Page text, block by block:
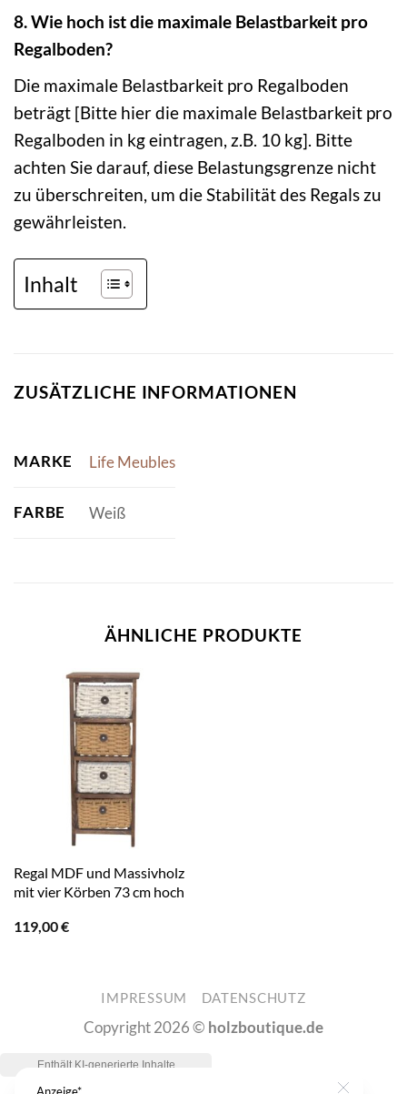
8. Wie hoch ist die maximale Belastbarkeit pro
Regalboden?
Die maximale Belastbarkeit pro Regalboden
beträgt [Bitte hier die maximale Belastbarkeit pro
Regalboden in kg eintragen, z.B. 10 kg]. Bitte
achten Sie darauf, diese Belastungsgrenze nicht
zu überschreiten, um die Stabilität des Regals zu
gewährleisten.
Inhalt
ZUSÄTZLICHE INFORMATIONEN
MARKE Life Meubles
FARBE Weiß
ÄHNLICHE PRODUKTE
Regal MDF und Massivholz
mit vier Körben 73 cm hoch
119,00€
IMPRESSUM DATENSCHUTZ
Copyright 2026 © holzboutique.de